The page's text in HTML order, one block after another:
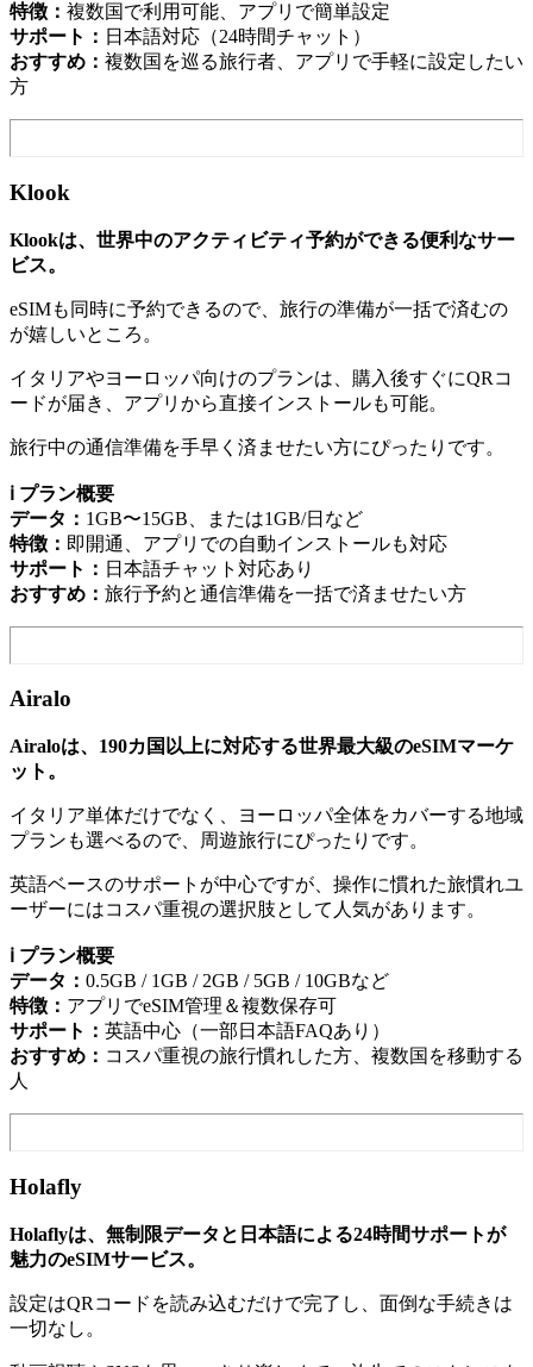
特徴： 複数国で利用可能、アプリで簡単設定
サポート： 日本語対応（24時間チャット）
おすすめ： 複数国を巡る旅行者、アプリで手軽に設定したい
方
Klook
Klookは、世界中のアクティビティ予約ができる便利なサー
ビス。
eSIMも同時に予約できるので、旅行の準備が一括で済むの
が嬉しいところ。
イタリアやヨーロッパ向けのプランは、購入後すぐにQRコ
ードが届き、アプリから直接インストールも可能。
旅行中の通信準備を手早く済ませたい方にぴったりです。
ℹ️ プラン概要
データ： 1GB〜15GB、または1GB/日など
特徴： 即開通、アプリでの自動インストールも対応
サポート： 日本語チャット対応あり
おすすめ： 旅行予約と通信準備を一括で済ませたい方
Airalo
Airaloは、190カ国以上に対応する世界最大級のeSIMマーケ
ット。
イタリア単体だけでなく、ヨーロッパ全体をカバーする地域
プランも選べるので、周遊旅行にぴったりです。
英語ベースのサポートが中心ですが、操作に慣れた旅慣れユ
ーザーにはコスパ重視の選択肢として人気があります。
ℹ️ プラン概要
データ： 0.5GB / 1GB / 2GB / 5GB / 10GBなど
特徴： アプリでeSIM管理＆複数保存可
サポート： 英語中心（一部日本語FAQあり）
おすすめ： コスパ重視の旅行慣れした方、複数国を移動する
人
Holafly
Holaflyは、無制限データと日本語による24時間サポートが
魅力のeSIMサービス。
設定はQRコードを読み込むだけで完了し、面倒な手続きは
一切なし。